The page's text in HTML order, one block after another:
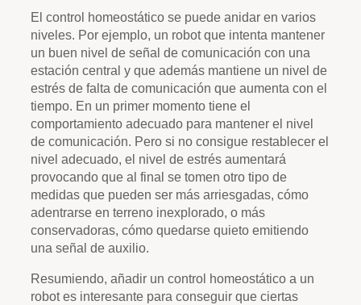
El control homeostático se puede anidar en varios
niveles. Por ejemplo, un robot que intenta mantener
un buen nivel de señal de comunicación con una
estación central y que además mantiene un nivel de
estrés de falta de comunicación que aumenta con el
tiempo. En un primer momento tiene el
comportamiento adecuado para mantener el nivel
de comunicación. Pero si no consigue restablecer el
nivel adecuado, el nivel de estrés aumentará
provocando que al final se tomen otro tipo de
medidas que pueden ser más arriesgadas, cómo
adentrarse en terreno inexplorado, o más
conservadoras, cómo quedarse quieto emitiendo
una señal de auxilio.
Resumiendo, añadir un control homeostático a un
robot es interesante para conseguir que ciertas